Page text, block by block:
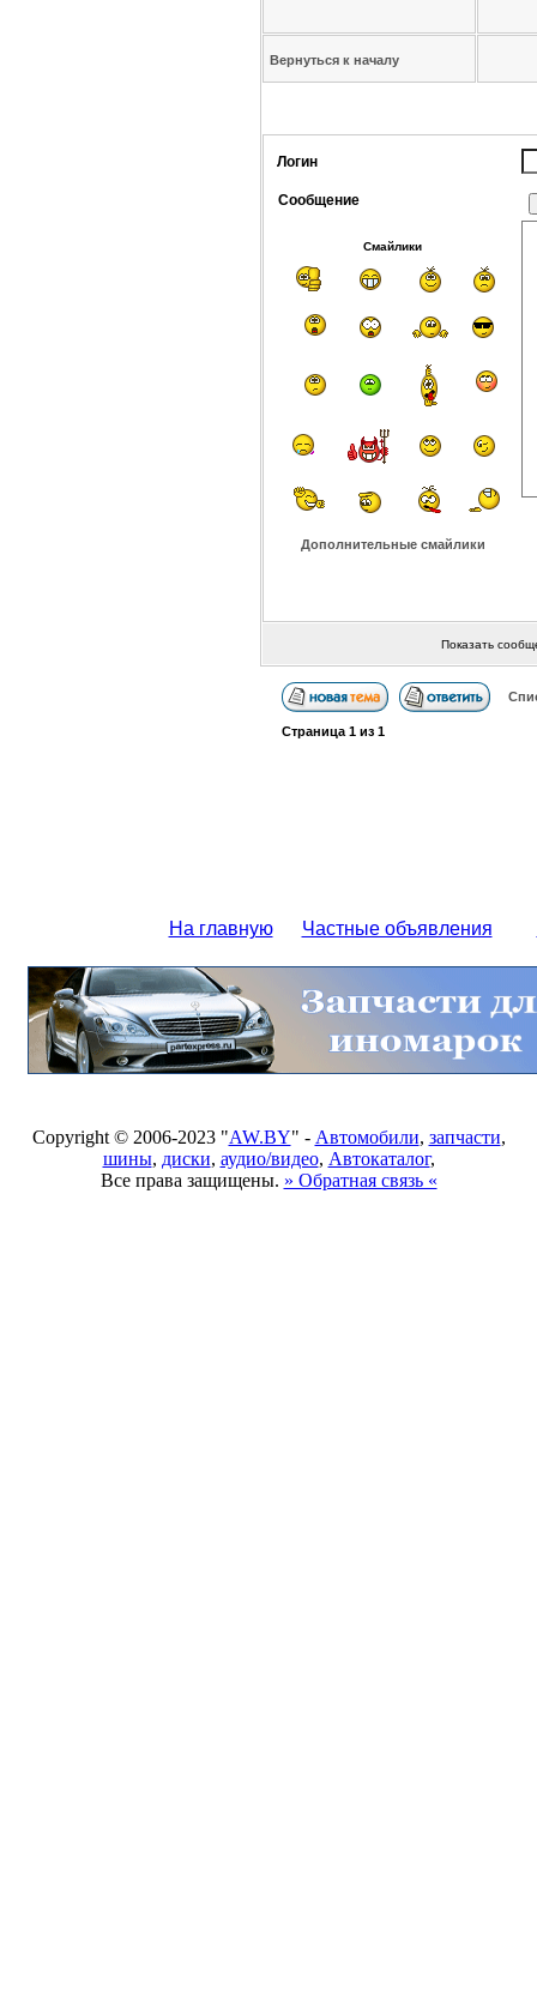
Вернуться к началу
Логин
Сообщение
Смайлики
Дополнительные смайлики
Показать
Страница 1из 1
На главную Частные объявления
Copyright © 2006-2023 "AW.BY" - Автомобили, запчасти,
шины, диски, аудио/видео, Автокаталог,
Все права защищены. » Обратная связь «